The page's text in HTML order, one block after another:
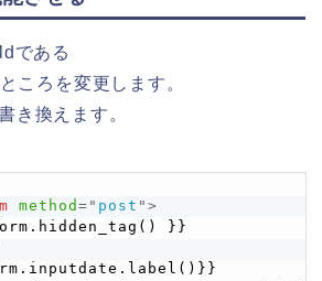
である
ころを変更します。
き換えます。
method= " post ">
}}